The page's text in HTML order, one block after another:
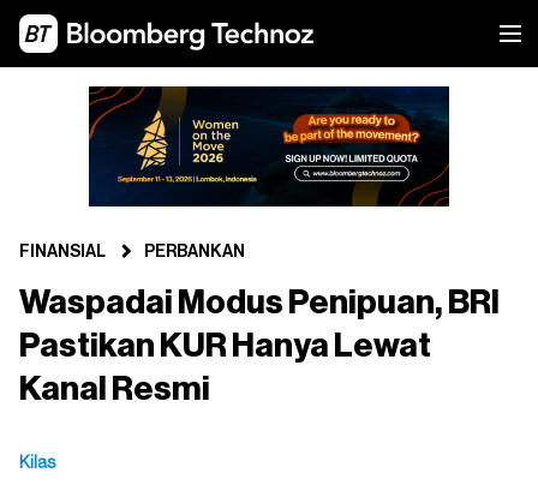
FINANSIAL PERBANKAN
Waspadai Modus Penipuan, BRI
Pastikan KUR Hanya Lewat
Kanal Resmi
Kilas